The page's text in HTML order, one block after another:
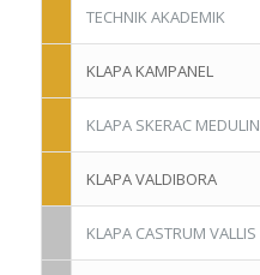
TECHNIK AKADEMIK
KLAPA KAMPANEL
KLAPA SKERAC MEDULIN
KLAPA VALDIBORA
KLAPA CASTRUM VALLIS